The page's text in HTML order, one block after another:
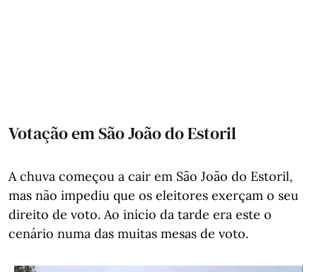
Votação em São João do Estoril
A chuva começou a cair em São João do Estoril,
mas não impediu que os eleitores exerçam o seu
direito de voto. Ao início da tarde era este o
cenário numa das muitas mesas de voto.